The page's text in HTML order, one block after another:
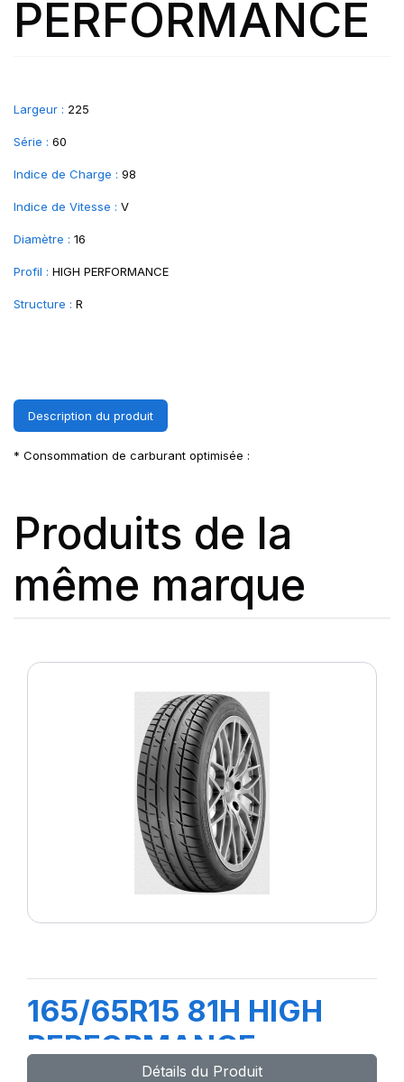
PERFORMANCE
Largeur : 225
Série : 60
Indice de Charge : 98
Indice de Vitesse : V
Diamètre : 16
Profil : HIGH PERFORMANCE
Structure : R
Description du produit
* Consommation de carburant optimisée :
Produits de la
même marque
165/65R15 81H HIGH
PERFORMANCE
Détails du Produit